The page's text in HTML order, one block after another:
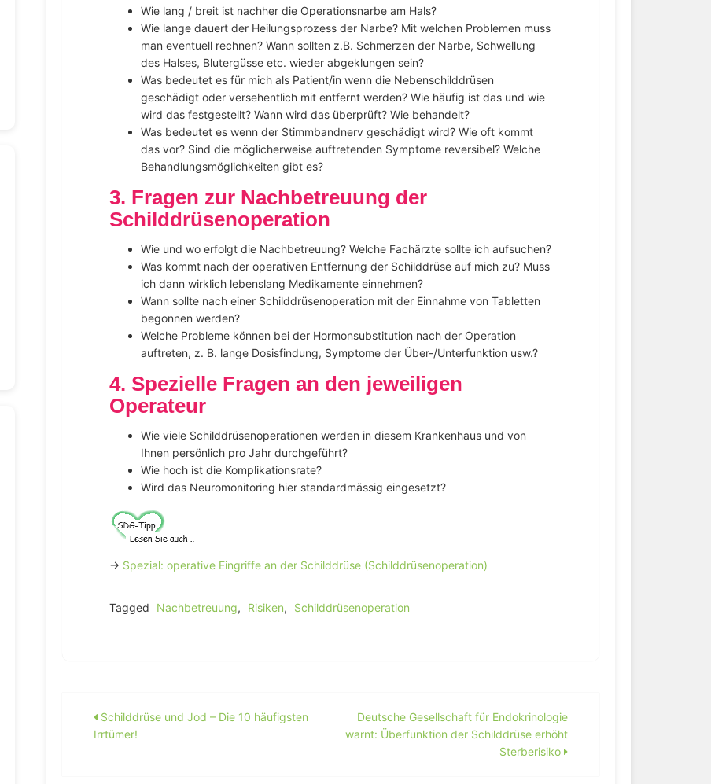
Wie lang / breit ist nachher die Operationsnarbe am Hals?
Wie lange dauert der Heilungsprozess der Narbe? Mit welchen Problemen muss
man eventuell rechnen? Wann sollten z.B. Schmerzen der Narbe, Schwellung
des Halses, Blutergüsse etc. wieder abgeklungen sein?
Was bedeutet es für mich als Patient/in wenn die Nebenschilddrüsen
geschädigt oder versehentlich mit entfernt werden? Wie häufig ist das und wie
wird das festgestellt? Wann wird das überprüft? Wie behandelt?
Was bedeutet es wenn der Stimmbandnerv geschädigt wird? Wie oft kommt
das vor? Sind die möglicherweise auftretenden Symptome reversibel? Welche
Behandlungsmöglichkeiten gibt es?
3. Fragen zur Nachbetreuung der
Schilddrüsenoperation
Wie und wo erfolgt die Nachbetreuung? Welche Fachärzte sollte ich aufsuchen?
Was kommt nach der operativen Entfernung der Schilddrüse auf mich zu? Muss
ich dann wirklich lebenslang Medikamente einnehmen?
Wann sollte nach einer Schilddrüsenoperation mit der Einnahme von Tabletten
begonnen werden?
Welche Probleme können bei der Hormonsubstitution nach der Operation
auftreten, z. B. lange Dosisfindung, Symptome der Über-/Unterfunktion usw.?
4. Spezielle Fragen an den jeweiligen
Operateur
Wie viele Schilddrüsenoperationen werden in diesem Krankenhaus und von
Ihnen persönlich pro Jahr durchgeführt?
Wie hoch ist die Komplikationsrate?
Wird das Neuromonitoring hier standardmässig eingesetzt?
→ Spezial: operative Eingriffe an der Schilddrüse (Schilddrüsenoperation)
Tagged Nachbetreuung, Risiken, Schilddrüsenoperation
Beitragsnavigation
Schilddrüse und Jod – Die 10 häufigsten
Irrtümer!
Deutsche Gesellschaft für Endokrinologie
warnt: Überfunktion der Schilddrüse erhöht
Sterberisiko